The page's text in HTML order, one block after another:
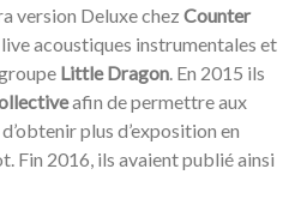
version Deluxe chez Counter
acoustiques instrumentales et
Little Dragon. En 2015 ils
afin de permettre aux
plus d’exposition en
Fin 2016, ils avaient publié ainsi